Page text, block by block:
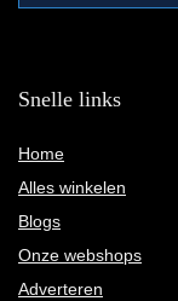
Snelle links
Home
Alles winkelen
Blogs
Onze webshops
Adverteren